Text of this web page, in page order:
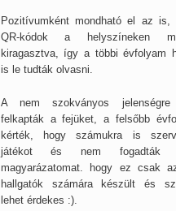
Pozitívumként mondható el az is,
QR-kódok a helyszíneken
kiragasztva, így a többi évfolyam
is le tudták olvasni.
A nem szokványos jelenségre
felkapták a fejüket, a felsőbb
kérték, hogy számukra is
játékot és nem
magyarázatomat. hogy ez csak
hallgatók számára készült és
lehet érdekes :).